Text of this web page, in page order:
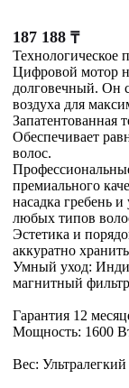
187 188 ₸
Технологическое
Цифровой мотор
долговечный. Он
воздуха для
Запатентованная
Обеспечивает
волос.
премиального
насадка гребень
любых типов
Эстетика и
аккуратно
Умный уход:
магнитный
Гарантия 12
Мощность: 1600
Вес: